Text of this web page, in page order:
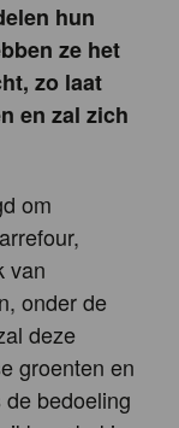
hun
ze het
zo laat
en zal zich
om
van
onder de
deze
groenten en
bedoeling